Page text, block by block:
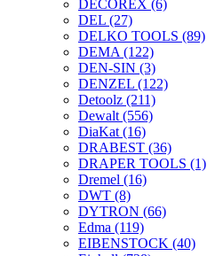
DECOREX (6)
DEL (27)
DELKO TOOLS (89)
DEMA (122)
DEN-SIN (3)
DENZEL (122)
Detoolz (211)
Dewalt (556)
DiaKat (16)
DRABEST (36)
DRAPER TOOLS (1)
Dremel (16)
DWT (8)
DYTRON (66)
Edma (119)
EIBENSTOCK (40)